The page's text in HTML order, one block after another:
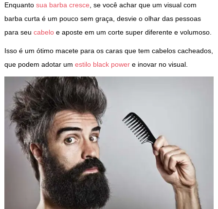
Enquanto sua barba cresce , se você achar que um visual com
barba curta é um pouco sem graça, desvie o olhar das pessoas
para seu cabeloe aposte em um corte super diferente e volumoso.
Isso é um ótimo macete para os caras que tem cabelos cacheados,
que podem adotar um estilo black powere inovar no visual.